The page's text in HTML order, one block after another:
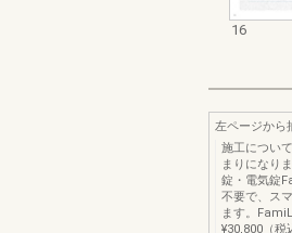
16
左ページから
施工につい
まりになり
錠・電気錠
不要で、ス
ます。
¥30,800（